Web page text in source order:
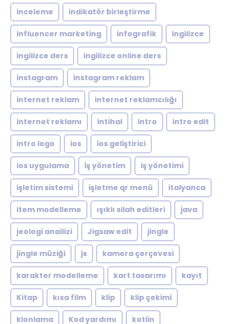
inceleme indikatör birleştirme
influencer marketing infografik ingilizce
ingilizce ders ingilizce online ders
instagram instagram reklam
internet reklam internet reklamcılığı
internet reklamı intihal intro intro edit
intro logo ios ios geliştirici
ios uygulama İş yönetim iş yönetimi
işletim sistemi işletme qr menü italyanca
item modelleme ışıklı silah editleri java
jeologi anailizi Jigsaw edit jingle
jingle müziği js kamera çerçevesi
karakter modelleme kart tasarımı kayıt
Kitap kısa film klip klip çekimi
klonlama Kod yardımı kotlin